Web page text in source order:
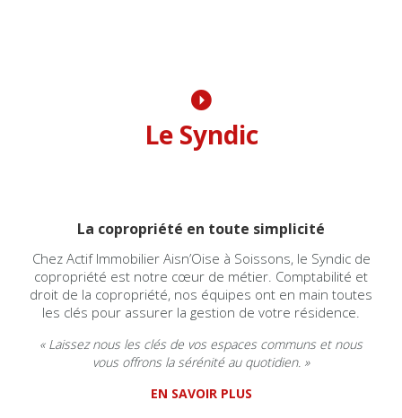
Le Syndic
La copropriété en toute simplicité
Chez Actif Immobilier Aisn’Oise à Soissons, le Syndic de
copropriété est notre cœur de métier. Comptabilité et
droit de la copropriété, nos équipes ont en main toutes
les clés pour assurer la gestion de votre résidence.
« Laissez nous les clés de vos espaces communs et nous
vous offrons la sérénité au quotidien. »
EN SAVOIR PLUS